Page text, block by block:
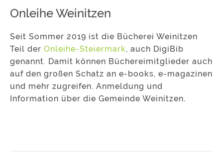
Onleihe Weinitzen
Seit Sommer 2019 ist die Bücherei Weinitzen
Teil der Onleihe-Steiermark, auch DigiBib
genannt. Damit können Büchereimitglieder auch
auf den großen Schatz an e-books, e-magazinen
und mehr zugreifen. Anmeldung und
Information über die Gemeinde Weinitzen.